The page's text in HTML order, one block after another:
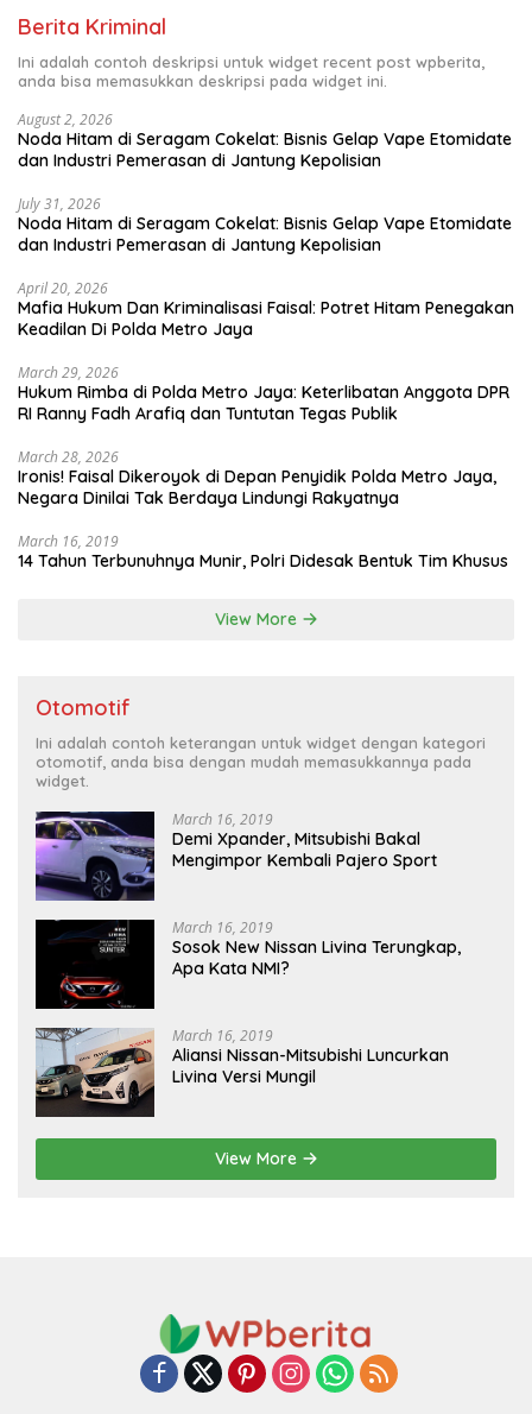
Berita Kriminal
Ini adalah contoh deskripsi untuk widget recent post wpberita,
anda bisa memasukkan deskripsi pada widget ini.
August 2, 2026
Noda Hitam di Seragam Cokelat: Bisnis Gelap Vape Etomidate
dan Industri Pemerasan di Jantung Kepolisian
July 31, 2026
Noda Hitam di Seragam Cokelat: Bisnis Gelap Vape Etomidate
dan Industri Pemerasan di Jantung Kepolisian
April 20, 2026
Mafia Hukum Dan Kriminalisasi Faisal: Potret Hitam Penegakan
Keadilan Di Polda Metro Jaya
March 29, 2026
Hukum Rimba di Polda Metro Jaya: Keterlibatan Anggota DPR
RI Ranny Fadh Arafiq dan Tuntutan Tegas Publik
March 28, 2026
Ironis! Faisal Dikeroyok di Depan Penyidik Polda Metro Jaya,
Negara Dinilai Tak Berdaya Lindungi Rakyatnya
March 16, 2019
14 Tahun Terbunuhnya Munir, Polri Didesak Bentuk Tim Khusus
View More
Otomotif
Ini adalah contoh keterangan untuk widget dengan kategori
otomotif, anda bisa dengan mudah memasukkannya pada
widget.
March 16, 2019
Demi Xpander, Mitsubishi Bakal
Mengimpor Kembali Pajero Sport
March 16, 2019
Sosok New Nissan Livina Terungkap,
Apa Kata NMI?
March 16, 2019
Aliansi Nissan-Mitsubishi Luncurkan
Livina Versi Mungil
View More